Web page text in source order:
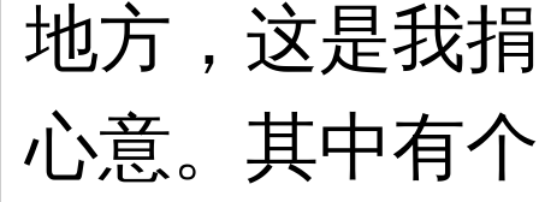
地方，这是我
心意。其中有